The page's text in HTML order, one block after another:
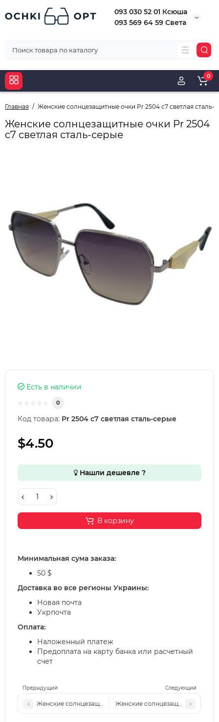
093 030 52 01 Ксюша
093 569 64 59 Света
0
Главная Женские солнцезащитные очки Pr 2504 c7 светлая сталь-
Женские солнцезащитные очки Pr 2504
c7 светлая сталь-серые
Предыдущий Следующий
Женские солнцезащитные очки Pr 2501 c1 черные
Женские солнцезащитные очки
Есть в наличии
0
Код товара: Pr 2504 c7 светлая сталь-серые
$4.50
Нашли дешевле ?
В корзину
Минимальная сума заказа:
50 $
Доставка во все регионы Украины:
Новая почта
Укрпочта
Оплата:
Наложенный платеж
Предоплата на карту банка или расчетный
счет